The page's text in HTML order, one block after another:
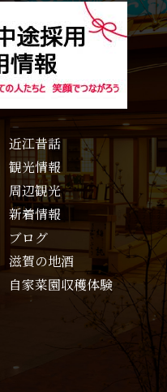
近江昔話
観光情報
周辺観光
新着情報
ブログ
滋賀の地酒
自家菜園収穫体験